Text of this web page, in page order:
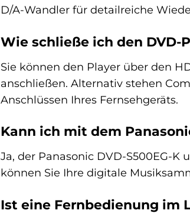
D/A-Wandler für detailreiche
Wie schließe ich den DVD-
Sie können den Player über den
anschließen. Alternativ stehen
Anschlüssen Ihres Fernsehgeräts.
Kann ich mit dem
Ja, der Panasonic DVD-S500EG-
können Sie Ihre digitale
Ist eine Fernbedienung im